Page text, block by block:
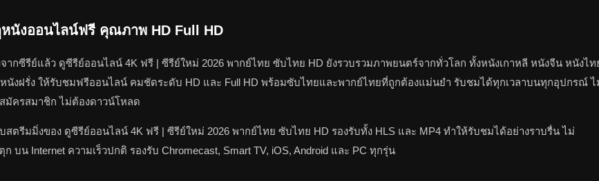
นังออนไลน์ฟรี คุณภาพ HD Full HD
ากซีรีย์แล้ว ดูซีรีย์ออนไลน์ 4K ฟรี | ซีรีย์ใหม่ 2026 พากย์ไทย ซับไทย HD ยังรวบรวมภาพยนตร์จากทั่วโลก ทั้งหนังเกาหลี หนังจีน หนังไท
นังฝรั่ง ให้รับชมฟรีออนไลน์ คมชัดระดับ HD และ Full HD พร้อมซับไทยและพากย์ไทยที่ถูกต้องแม่นยำ รับชมได้ทุกเวลาบนทุกอุปกรณ์ ไ
มัครสมาชิก ไม่ต้องดาวน์โหลด
สตรีมมิ่งของ ดูซีรีย์ออนไลน์ 4K ฟรี | ซีรีย์ใหม่ 2026 พากย์ไทย ซับไทย HD รองรับทั้ง HLS และ MP4 ทำให้รับชมได้อย่างราบรื่น ไม่
ก บน Internet ความเร็วปกติ รองรับ Chromecast, Smart TV, iOS, Android และ PC ทุกรุ่น